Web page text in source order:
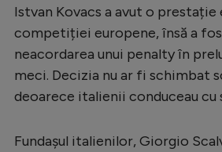
Serie A
Bundesliga
Campionate
Istvan Kovacs a avut o
competiției europene, însă a
neacordarea unui penalty în
meci. Decizia nu ar fi schimbat
deoarece italienii conduceau cu
Fundașul italienilor, Giorgio